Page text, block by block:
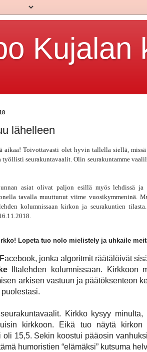
Kujalan
lähelleen
aikaa! Toivottavasti olet hyvin tallella siellä,
seurakuntavaalit. Olin seurakuntamme
asiat olivat paljon esillä myös lehdissä ja
tavalla muuttunut viime vuosikymmeninä.
kolumnissaan kirkon ja seurakuntien
Lopeta tuo nolo mielistely ja uhkaile
jonka algoritmit räätälöivät
Iltalehden kolumnissaan.
Kirkkoon
arkisen vastuun ja päätöksenteon
Kirkko kysyy
kirkkoon. Eikä tuo näytä kirkon
oli 15,5. Sekin koostui pääosin
humoristien “elämäksi” kutsuma